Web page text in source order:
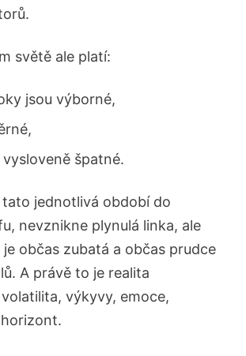
světě ale platí:
jsou výborné,
špatné.
jednotlivá období do
nevznikne plynulá linka, ale
občas zubatá a občas prudce
A právě to je realita
výkyvy, emoce,